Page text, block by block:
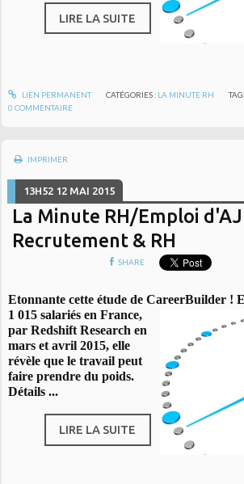
LIRE LA SUITE
LIEN PERMANENT CATÉGORIES : LA MINUTE RH
0 COMMENTAIRE
IMPRIMER
13H52 12 MAI 2015
La Minute RH/Emploi
Recrutement & RH
SHARE
Etonnante cette étude de CareerBuilder !
1 015 salariés en France,
par Redshift Research en
mars et avril 2015, elle
révèle que le travail peut
faire prendre du poids.
Détails ...
LIRE LA SUITE